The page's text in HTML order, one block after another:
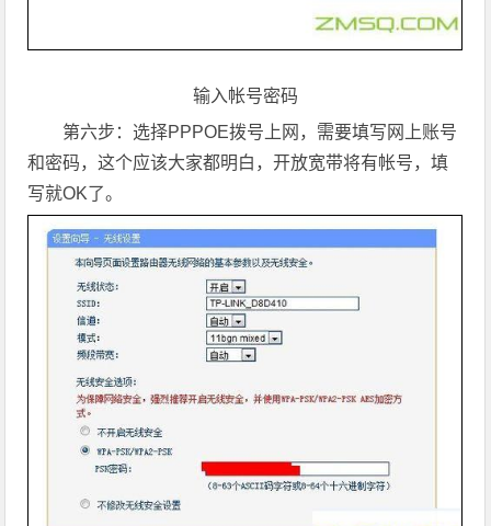
输入帐号密码
第六步：选择PPPOE拨号上网，需要填写网上账号
和密码，这个应该大家都明白，开放宽带将有帐号，填
写就OK了。